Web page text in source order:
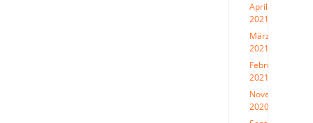
April
2021
März
2021
Februar
2021
November
2020